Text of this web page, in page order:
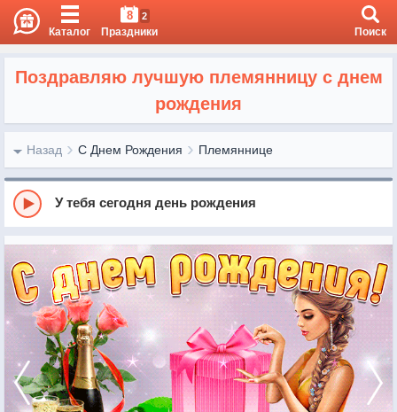
Каталог
8 2
Праздники Поиск
Поздравляю лучшую племянницу с днем
рождения
Назад С Днем Рождения Племяннице
У тебя сегодня день рождения